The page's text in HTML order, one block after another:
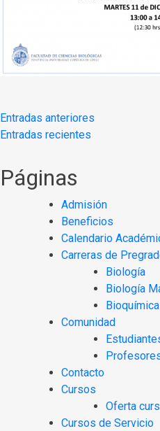
Navegación
entradas
Entradas anteriores
Entradas recientes
Páginas
Admisión
Beneficios
Calendario
Carreras de
Biología
Biología
Bioquímica
Comunidad
Contacto
Cursos
Oferta
Cursos de Servicio